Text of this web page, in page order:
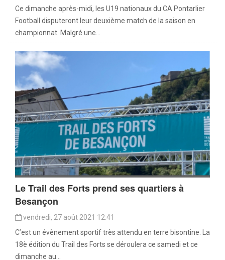
Ce dimanche après-midi, les U19 nationaux du CA Pontarlier
Football disputeront leur deuxième match de la saison en
championnat. Malgré une...
Le Trail des Forts prend ses quartiers à
Besançon
vendredi, 27 août 2021 12:41
C’est un évènement sportif très attendu en terre bisontine. La
18è édition du Trail des Forts se déroulera ce samedi et ce
dimanche au...